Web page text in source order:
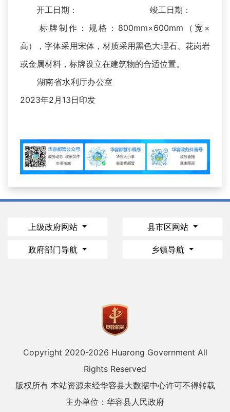
开工日期： 竣工日期：
标牌制作：规格：800mm×600mm（宽×
高），字体采用宋体，材质采用黑色大理石、花岗岩
或金属材料，标牌设立在建筑物的合适位置。
湖南省水利厅办公室
2023年2月13日印发
上级政府网站 县市区网站
政府部门导航 乡镇导航
Copyright 2020-2026 Huarong Government All
Rights Reserved
版权所有 本站资源未经华容县大数据中心许可不得转载
主办单位：华容县人民政府